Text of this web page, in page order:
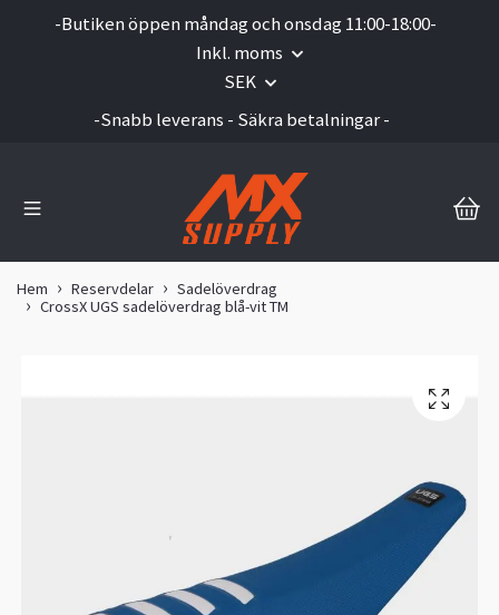
-Butiken öppen måndag och onsdag 11:00-18:00-
Inkl. moms
SEK
-Snabb leverans - Säkra betalningar -
Hem Reservdelar
Sadelöverdrag
CrossX UGS sadelöverdrag blå-vit TM